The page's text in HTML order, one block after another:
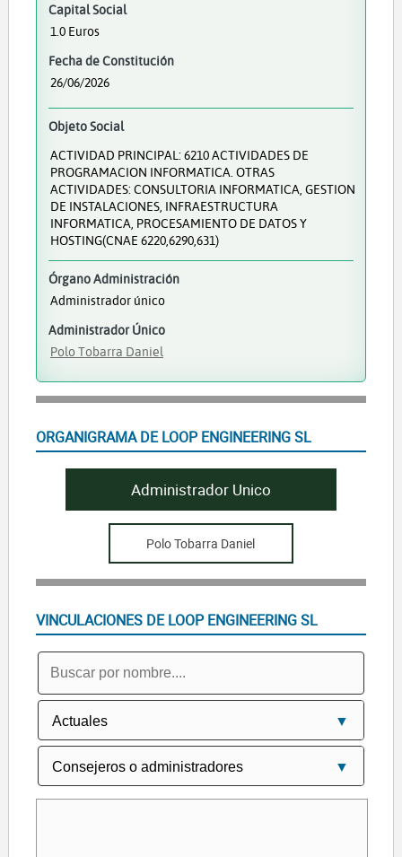
Capital Social
1.0 Euros
Fecha de Constitución
26/06/2026
Objeto Social
ACTIVIDAD PRINCIPAL: 6210 ACTIVIDADES DE
PROGRAMACION INFORMATICA. OTRAS
ACTIVIDADES: CONSULTORIA INFORMATICA, GESTION
DE INSTALACIONES, INFRAESTRUCTURA
INFORMATICA, PROCESAMIENTO DE DATOS Y
HOSTING(CNAE 6220,6290,631)
Órgano Administración
Administrador único
Administrador Único
Polo Tobarra Daniel
ORGANIGRAMA DE LOOP ENGINEERING SL
Administrador Unico
Polo Tobarra Daniel
VINCULACIONES DE LOOP ENGINEERING SL